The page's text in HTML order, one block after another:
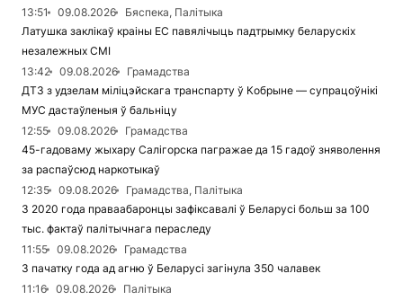
13:51
09.08.2026
Бяспека, Палітыка
Латушка заклікаў краіны ЕС павялічыць падтрымку беларускіх
незалежных СМІ
13:42
09.08.2026
Грамадства
ДТЗ з удзелам міліцэйскага транспарту ў Кобрыне — супрацоўнікі
МУС дастаўленыя ў бальніцу
12:55
09.08.2026
Грамадства
45-гадоваму жыхару Салігорска пагражае да 15 гадоў зняволення
за распаўсюд наркотыкаў
12:35
09.08.2026
Грамадства, Палітыка
З 2020 года праваабаронцы зафіксавалі ў Беларусі больш за 100
тыс. фактаў палітычнага пераследу
11:55
09.08.2026
Грамадства
З пачатку года ад агню ў Беларусі загінула 350 чалавек
11:16
09.08.2026
Палітыка